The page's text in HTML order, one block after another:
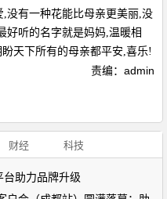
没有一种花能比母亲更美丽,没
好听的名字就是妈妈,温暖相
天下所有的母亲都平安,喜乐!
责编：admin
财经 科技
助力品牌升级